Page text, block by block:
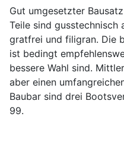
Gut umgesetzter
Teile sind gusstechnisch
gratfrei und filigran. Die
ist bedingt
bessere Wahl sind.
aber einen
Baubar sind drei
99.